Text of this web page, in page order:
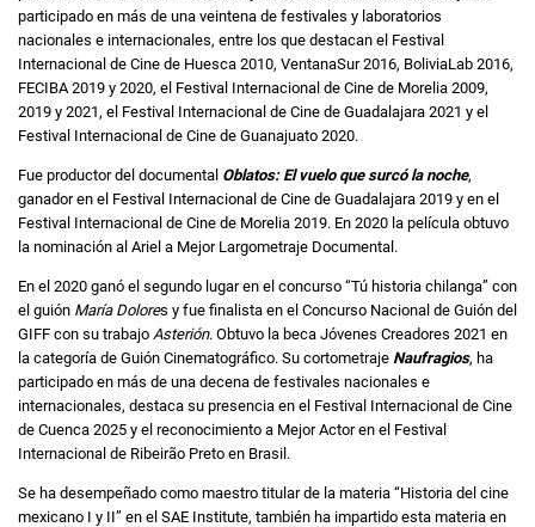
participado en más de una veintena de festivales y laboratorios
nacionales e internacionales, entre los que destacan el Festival
Internacional de Cine de Huesca 2010, VentanaSur 2016, BoliviaLab 2016,
FECIBA 2019 y 2020, el Festival Internacional de Cine de Morelia 2009,
2019 y 2021, el Festival Internacional de Cine de Guadalajara 2021 y el
Festival Internacional de Cine de Guanajuato 2020.
Fue productor del documental Oblatos: El vuelo que surcó la noche,
ganador en el Festival Internacional de Cine de Guadalajara 2019 y en el
Festival Internacional de Cine de Morelia 2019. En 2020 la película obtuvo
la nominación al Ariel a Mejor Largometraje Documental.
En el 2020 ganó el segundo lugar en el concurso “Tú historia chilanga” con
el guión María Dolores y fue finalista en el Concurso Nacional de Guión del
GIFF con su trabajo Asterión. Obtuvo la beca Jóvenes Creadores 2021 en
la categoría de Guión Cinematográfico. Su cortometraje Naufragios, ha
participado en más de una decena de festivales nacionales e
internacionales, destaca su presencia en el Festival Internacional de Cine
de Cuenca 2025 y el reconocimiento a Mejor Actor en el Festival
Internacional de Ribeirão Preto en Brasil.
Se ha desempeñado como maestro titular de la materia “Historia del cine
mexicano I y II” en el SAE Institute, también ha impartido esta materia en